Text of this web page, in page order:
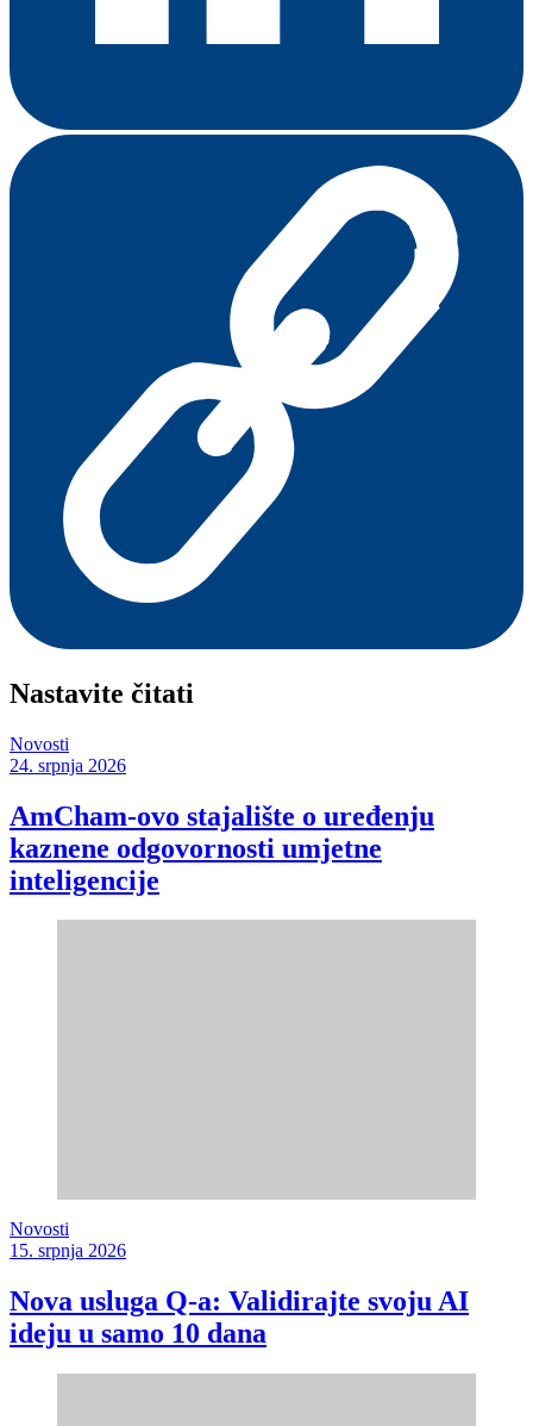
Nastavite čitati
Novosti
24. srpnja 2026
AmCham-ovo stajalište o uređenju
kaznene odgovornosti umjetne
inteligencije
Novosti
15. srpnja 2026
Nova usluga Q-a: Validirajte svoju AI
ideju u samo 10 dana